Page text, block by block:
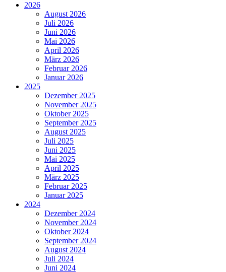
2026
August 2026
Juli 2026
Juni 2026
Mai 2026
April 2026
März 2026
Februar 2026
Januar 2026
2025
Dezember 2025
November 2025
Oktober 2025
September 2025
August 2025
Juli 2025
Juni 2025
Mai 2025
April 2025
März 2025
Februar 2025
Januar 2025
2024
Dezember 2024
November 2024
Oktober 2024
September 2024
August 2024
Juli 2024
Juni 2024